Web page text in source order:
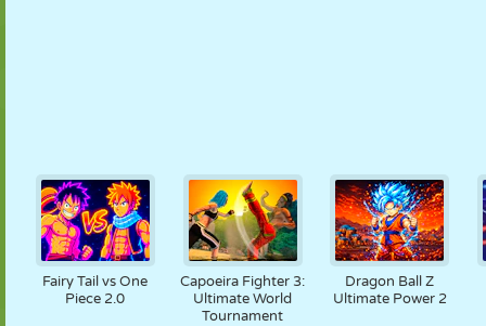
Fairy Tail vs One
Piece 2.0
Capoeira Fighter 3:
Ultimate World
Tournament
Dragon Ball Z
Ultimate Power 2